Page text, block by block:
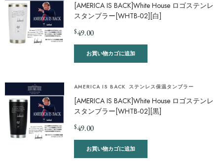
[AMERICA IS BACK]White House ロゴステンレ
スタンブラー[WHTB-02][白]
$49.00
お買い物カゴに追加
AMERICA IS BACK ステンレス保温タンブラー
[AMERICA IS BACK]White House ロゴステンレ
スタンブラー[WHTB-02][黒]
$49.00
お買い物カゴに追加